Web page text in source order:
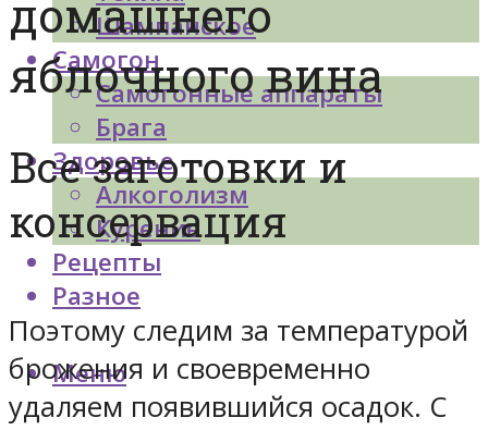
Шампанское
Самогон
Самогонные аппараты
Брага
Здоровье
Алкоголизм
Курение
Рецепты
Разное
Меню
домашнего
яблочного вина
Все заготовки и
консервация
Поэтому следим за температурой
брожения и своевременно
удаляем появившийся осадок. С